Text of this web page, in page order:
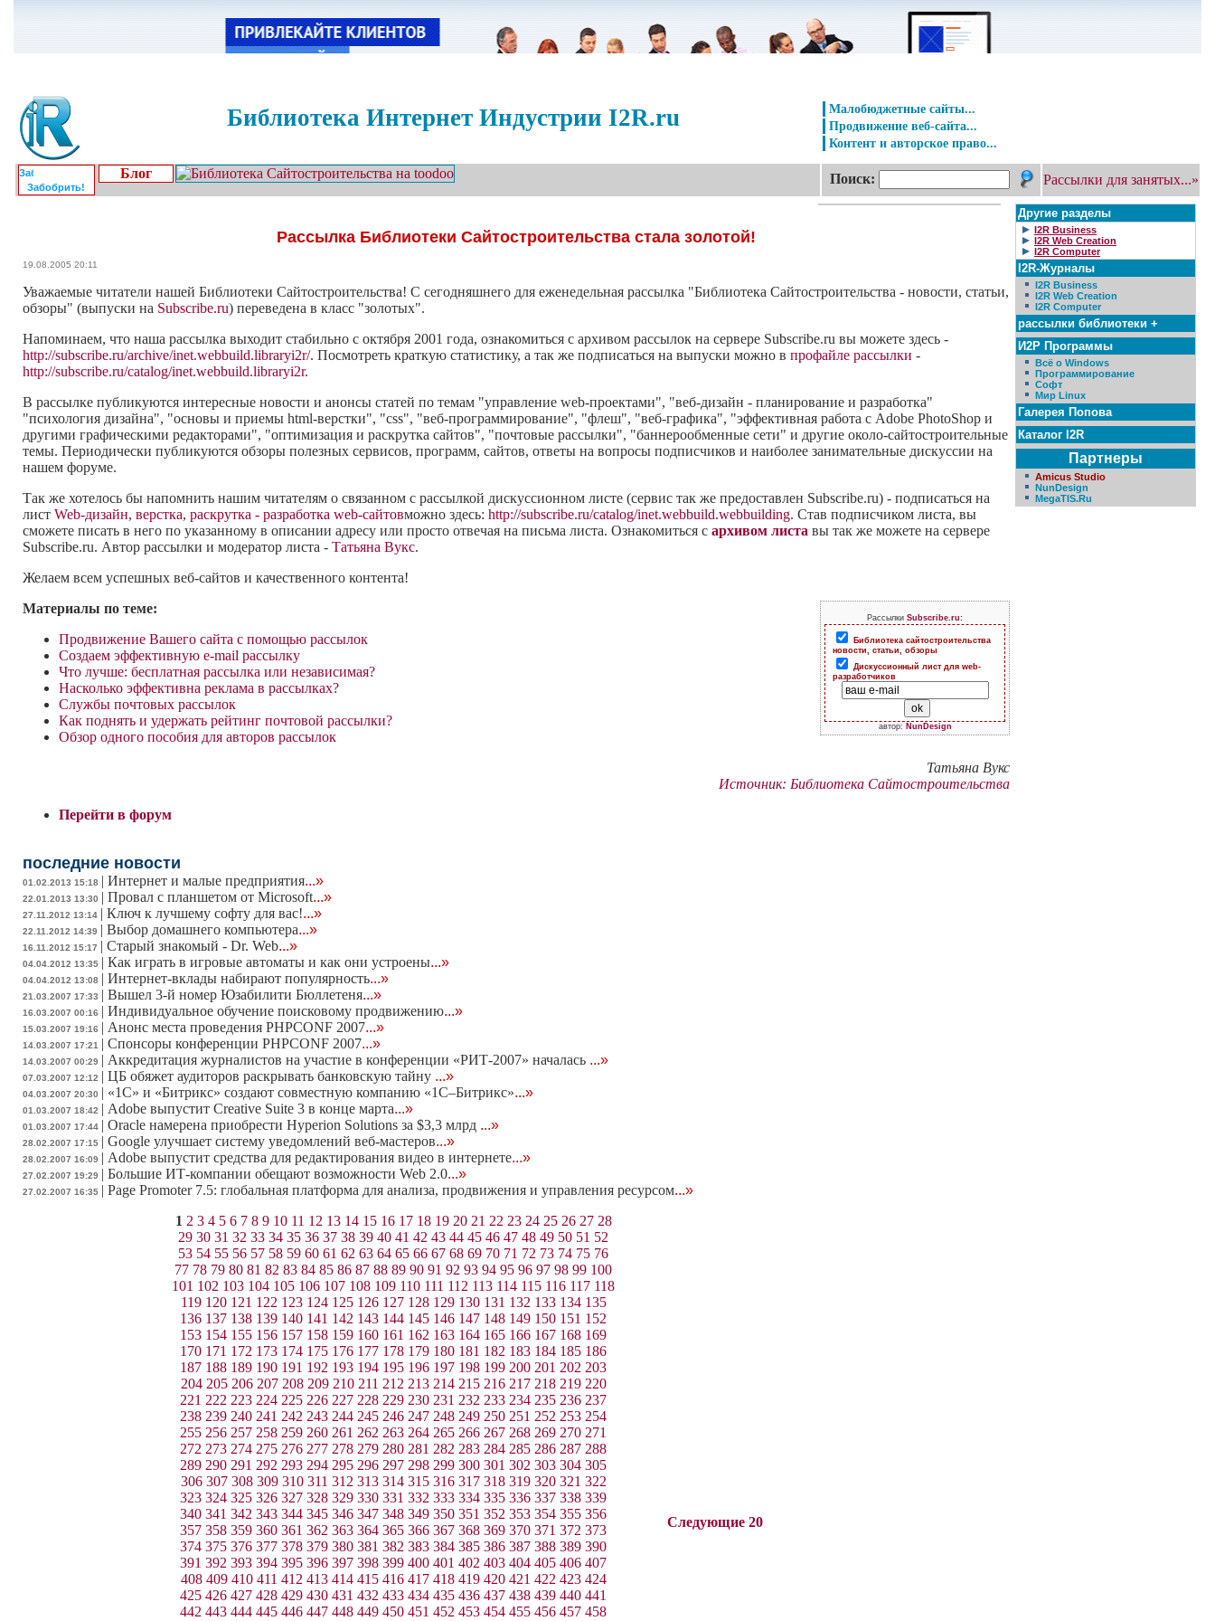
Библиотека Интернет Индустрии I2R.ru
Малобюджетные сайты...
Продвижение веб-сайта...
Контент и авторское право...
Забобрить!
Блог Поиск: Рассылки для занятых...»
Рассылка Библиотеки Сайтостроительства стала золотой!
19.08.2005 20:11
Уважаемые читатели нашей Библиотеки Сайтостроительства! С сегодняшнего для еженедельная рассылка "Библиотека Сайтостроительства - новости, статьи,
обзоры" (выпуски на Subscribe.ru) переведена в класс "золотых".
Напоминаем, что наша рассылка выходит стабильно с октября 2001 года, ознакомиться с архивом рассылок на сервере Subscribe.ru вы можете здесь -
http://subscribe.ru/archive/inet.webbuild.libraryi2r/. Посмотреть краткую статистику, а так же подписаться на выпуски можно в профайле рассылки -
http://subscribe.ru/catalog/inet.webbuild.libraryi2r.
В рассылке публикуются интересные новости и анонсы статей по темам "управление web-проектами", "веб-дизайн - планирование и разработка"
"психология дизайна", "основы и приемы html-верстки", "css", "веб-программирование", "флеш", "веб-графика", "эффективная работа с Adobe PhotoShop и
другими графическими редакторами", "оптимизация и раскрутка сайтов", "почтовые рассылки", "баннерообменные сети" и другие около-сайтостроительные
темы. Периодически публикуются обзоры полезных сервисов, программ, сайтов, ответы на вопросы подписчиков и наиболее занимательные дискуссии на
нашем форуме.
Так же хотелось бы напомнить нашим читателям о связанном с рассылкой дискуссионном листе (сервис так же предоставлен Subscribe.ru) - подписаться на
лист Web-дизайн, верстка, раскрутка - разработка web-сайтовможно здесь: http://subscribe.ru/catalog/inet.webbuild.webbuilding. Став подписчиком листа, вы
сможете писать в него по указанному в описании адресу или просто отвечая на письма листа. Ознакомиться с архивом листа вы так же можете на сервере
Subscribe.ru. Автор рассылки и модератор листа - Татьяна Вукс.
Желаем всем успешных веб-сайтов и качественного контента!
Рассылки Subscribe.ru:
Библиотека сайтостроительства
новости, статьи, обзоры
Дискуссионный лист для web-
разработчиков
автор: NunDesign
Материалы по теме:
Продвижение Вашего сайта с помощью рассылок
Создаем эффективную e-mail рассылку
Что лучше: бесплатная рассылка или независимая?
Насколько эффективна реклама в рассылках?
Службы почтовых рассылок
Как поднять и удержать рейтинг почтовой рассылки?
Обзор одного пособия для авторов рассылок
Татьяна Вукс
Источник: Библиотека Сайтостроительства
Перейти в форум
последние новости
01.02.2013 15:18 | Интернет и малые предприятия...»
22.01.2013 13:30 | Провал с планшетом от Microsoft...»
27.11.2012 13:14 | Ключ к лучшему софту для вас!...»
22.11.2012 14:39 | Выбор домашнего компьютера...»
16.11.2012 15:17 | Старый знакомый - Dr. Web...»
04.04.2012 13:35 | Как играть в игровые автоматы и как они устроены...»
04.04.2012 13:08 | Интернет-вклады набирают популярность...»
21.03.2007 17:33 | Вышел 3-й номер Юзабилити Бюллетеня...»
16.03.2007 00:16 | Индивидуальное обучение поисковому продвижению...»
15.03.2007 19:16 | Анонс места проведения PHPCONF 2007...»
14.03.2007 17:21 | Спонсоры конференции PHPCONF 2007...»
14.03.2007 00:29 | Аккредитация журналистов на участие в конференции «РИТ-2007» началась ...»
07.03.2007 12:12 | ЦБ обяжет аудиторов раскрывать банковскую тайну ...»
04.03.2007 20:30 | «1С» и «Битрикс» создают совместную компанию «1С–Битрикс»...»
01.03.2007 18:42 | Adobe выпустит Creative Suite 3 в конце марта...»
01.03.2007 17:44 | Oracle намерена приобрести Hyperion Solutions за $3,3 млрд ...»
28.02.2007 17:15 | Google улучшает систему уведомлений веб-мастеров...»
28.02.2007 16:09 | Adobe выпустит средства для редактирования видео в интернете...»
27.02.2007 19:29 | Большие ИТ-компании обещают возможности Web 2.0...»
27.02.2007 16:35 | Page Promoter 7.5: глобальная платформа для анализа, продвижения и управления ресурсом...»
1 2 3 4 5 6 7 8 9 10 11 12 13 14 15 16 17 18 19 20 21 22 23 24 25 26 27 28
29 30 31 32 33 34 35 36 37 38 39 40 41 42 43 44 45 46 47 48 49 50 51 52
53 54 55 56 57 58 59 60 61 62 63 64 65 66 67 68 69 70 71 72 73 74 75 76
77 78 79 80 81 82 83 84 85 86 87 88 89 90 91 92 93 94 95 96 97 98 99 100
101 102 103 104 105 106 107 108 109 110 111 112 113 114 115 116 117 118
119 120 121 122 123 124 125 126 127 128 129 130 131 132 133 134 135
136 137 138 139 140 141 142 143 144 145 146 147 148 149 150 151 152
153 154 155 156 157 158 159 160 161 162 163 164 165 166 167 168 169
170 171 172 173 174 175 176 177 178 179 180 181 182 183 184 185 186
187 188 189 190 191 192 193 194 195 196 197 198 199 200 201 202 203
204 205 206 207 208 209 210 211 212 213 214 215 216 217 218 219 220
221 222 223 224 225 226 227 228 229 230 231 232 233 234 235 236 237
238 239 240 241 242 243 244 245 246 247 248 249 250 251 252 253 254
255 256 257 258 259 260 261 262 263 264 265 266 267 268 269 270 271
272 273 274 275 276 277 278 279 280 281 282 283 284 285 286 287 288
289 290 291 292 293 294 295 296 297 298 299 300 301 302 303 304 305
306 307 308 309 310 311 312 313 314 315 316 317 318 319 320 321 322
323 324 325 326 327 328 329 330 331 332 333 334 335 336 337 338 339
340 341 342 343 344 345 346 347 348 349 350 351 352 353 354 355 356
357 358 359 360 361 362 363 364 365 366 367 368 369 370 371 372 373
374 375 376 377 378 379 380 381 382 383 384 385 386 387 388 389 390
391 392 393 394 395 396 397 398 399 400 401 402 403 404 405 406 407
408 409 410 411 412 413 414 415 416 417 418 419 420 421 422 423 424
425 426 427 428 429 430 431 432 433 434 435 436 437 438 439 440 441
442 443 444 445 446 447 448 449 450 451 452 453 454 455 456 457 458
Следующие 20
Другие разделы
I2R Business
I2R Web Creation
I2R Computer
I2R-Журналы
I2R Business
I2R Web Creation
I2R Computer
рассылки библиотеки +
И2Р Программы
Всё о Windows
Программирование
Софт
Мир Linux
Галерея Попова
Каталог I2R
Партнеры
Amicus Studio
NunDesign
MegaTIS.Ru